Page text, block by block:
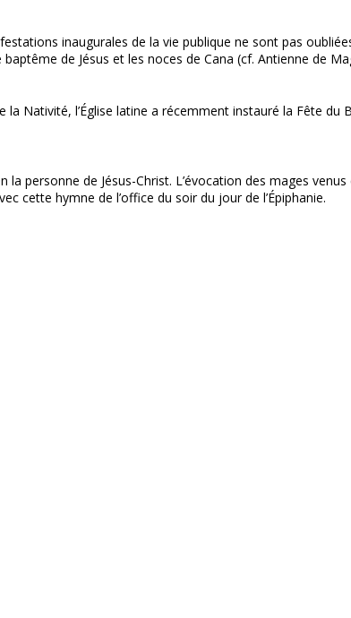
inaugurales de la vie publique ne sont pas
de Jésus et les noces de Cana (cf. Antienne de
Nativité, l’Église latine a récemment instauré la Fête du
personne de Jésus-Christ. L’évocation des mages
cette hymne de l’office du soir du jour de l’Épiphanie.